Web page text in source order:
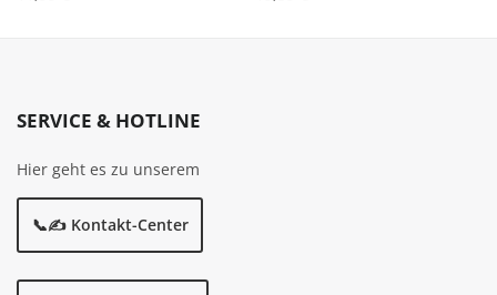
SERVICE & HOTLINE
Hier geht es zu unserem
📞✍️ Kontakt-Center